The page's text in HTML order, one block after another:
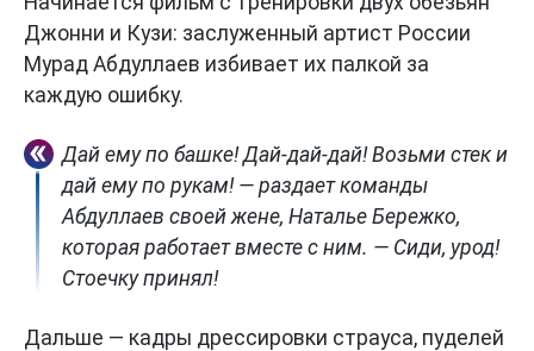
Джонни и Кузи: заслуженный артист России
Мурад Абдуллаев избивает их палкой за
каждую ошибку.
Дай ему по башке! Дай-дай-дай! Возьми стек и
дай ему по рукам! — раздает команды
Абдуллаев своей жене, Наталье Бережко,
которая работает вместе с ним. — Сиди, урод!
Стоечку принял!
Дальше — кадры дрессировки страуса, пуделей